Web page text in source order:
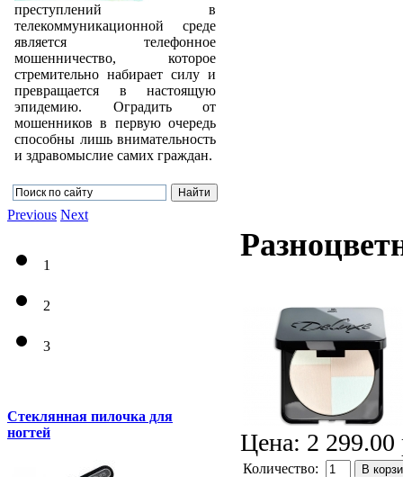
преступлений в
телекоммуникационной среде
является телефонное
мошенничество, которое
стремительно набирает силу и
превращается в настоящую
эпидемию. Оградить от
мошенников в первую очередь
способны лишь внимательность
и здравомыслие самих граждан.
Цена: 2 299.00
Количество: В
Previous Next
1
2
3
Стеклянная пилочка для
ногтей